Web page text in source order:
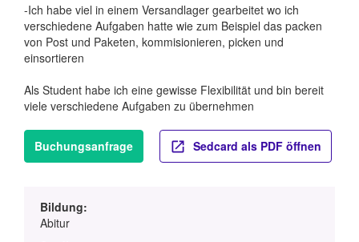
-Ich habe viel in einem Versandlager gearbeitet wo ich
verschiedene Aufgaben hatte wie zum Beispiel das packen
von Post und Paketen, kommisionieren, picken und
einsortieren
Als Student habe ich eine gewisse Flexibilität und bin bereit
viele verschiedene Aufgaben zu übernehmen
Buchungsanfrage Sedcard als PDF öffnen
Bildung:
Abitur